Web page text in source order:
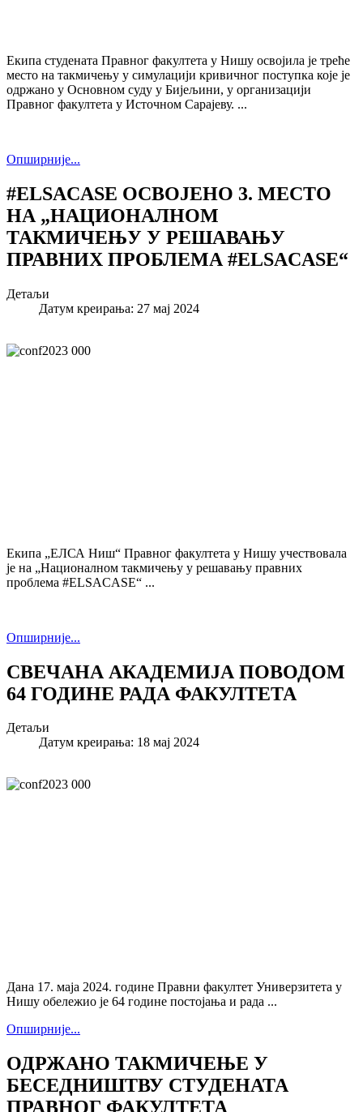
Екипа студената Правног факултета у Нишу освојила је треће
место на такмичењу у симулацији кривичног поступка које је
одржано у Основном суду у Бијељини, у организацији
Правног факултета у Источном Сарајеву. ...
Опширније...
#ELSACASE ОСВОЈЕНО 3. МЕСТО
НА „НАЦИОНАЛНОМ
ТАКМИЧЕЊУ У РЕШАВАЊУ
ПРАВНИХ ПРОБЛЕМА #ELSACASE“
Детаљи
Датум креирања: 27 мај 2024
Екипа „ЕЛСА Ниш“ Правног факултета у Нишу учествовала
је на „Националном такмичењу у решавању правних
проблема #ELSACASE“ ...
Опширније...
СВЕЧАНА АКАДЕМИЈА ПОВОДОМ
64 ГОДИНE РАДА ФАКУЛТЕТА
Детаљи
Датум креирања: 18 мај 2024
Дана 17. маја 2024. године Правни факултет Универзитета у
Нишу обележио је 64 године постојања и рада ...
Опширније...
ОДРЖАНО ТАКМИЧЕЊЕ У
БЕСЕДНИШТВУ СТУДЕНАТА
ПРАВНОГ ФАКУЛТЕТА